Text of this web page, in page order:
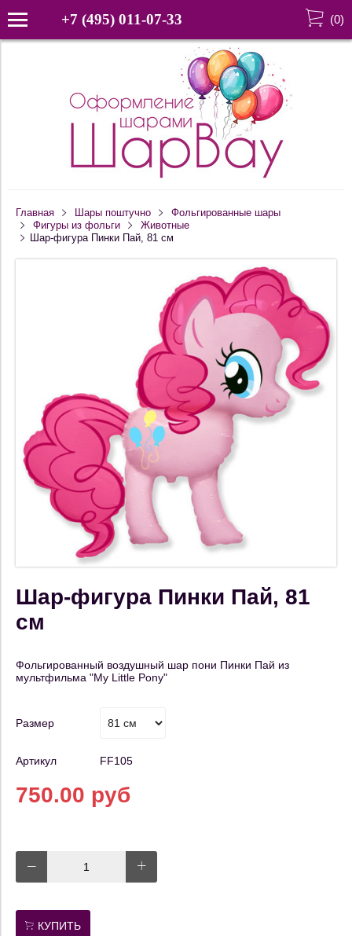
+7 (495) 011-07-33 (0)
Главная Шары поштучно
Фольгированные шары
Фигуры из фольги
Животные
Шар-фигура Пинки Пай, 81 см
Шар-фигура Пинки Пай, 81
см
Фольгированный воздушный шар пони Пинки Пай из
мультфильма "My Little Pony"
Размер
Артикул FF105
750.00 руб
КУПИТЬ